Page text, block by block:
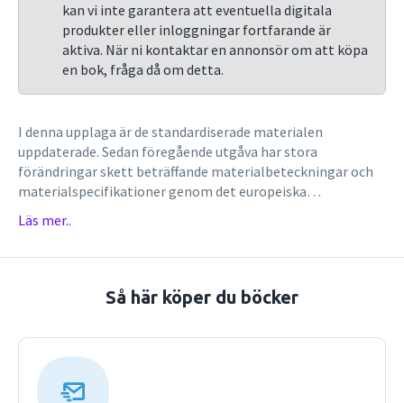
kan vi inte garantera att eventuella digitala
produkter eller inloggningar fortfarande är
aktiva. När ni kontaktar en annonsör om att köpa
en bok, fråga då om detta.
I denna upplaga är de standardiserade materialen
uppdaterade. Sedan föregående utgåva har stora
förändringar skett beträffande materialbeteckningar och
materialspecifikationer genom det europeiska
samordningsarbetet. I denna utgåva har alla dessa
beteckningar införts. Läs mer På de områden där europeisk
standardiserade material. Eftersom materialläran täcker så
många olika specialområden har många av Sveriges
andra avsnitt.
Läs mer..
Så här köper du böcker